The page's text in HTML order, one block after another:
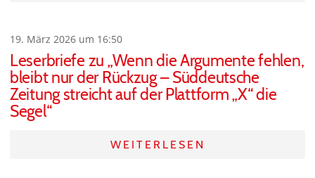
19. März 2026 um 16:50
Leserbriefe zu „Wenn die Argumente fehlen,
bleibt nur der Rückzug – Süddeutsche
Zeitung streicht auf der Plattform „X“ die
Segel“
WEITERLESEN